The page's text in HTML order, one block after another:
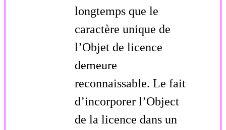
longtemps que le
caractère unique de
l’Objet de licence
demeure
reconnaissable. Le fait
d’incorporer l’Object
de la licence dans un